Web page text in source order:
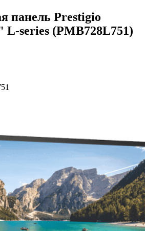
панель Prestigio
series (PMB728L751)